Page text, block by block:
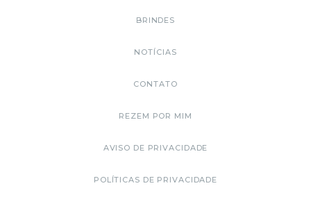
BRINDES
NOTÍCIAS
CONTATO
REZEM POR MIM
AVISO DE PRIVACIDADE
POLÍTICAS DE PRIVACIDADE